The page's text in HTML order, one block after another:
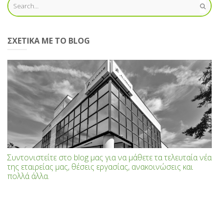
ΣΧΕΤΙΚΆ ΜΕ ΤΟ BLOG
Συντονιστείτε στο blog μας για να μάθετε τα τελευταία νέα
της εταιρείας μας, θέσεις εργασίας, ανακοινώσεις και
πολλά άλλα.